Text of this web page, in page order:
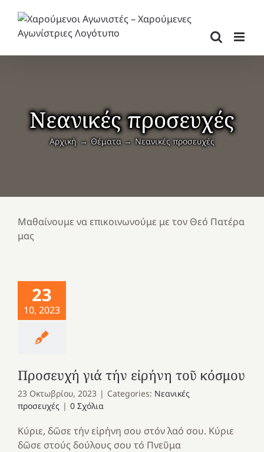
περιεχόμενο
Νεανικές προσευχές
Αρχική Θέματα Νεανικές προσευχές
Μαθαίνουμε να επικοινωνούμε με τον Θεό Πατέρα
μας
23
10, 2023
Προσευχή γιά τήν εἰρήνη τοῦ κόσμου
23 Οκτωβρίου, 2023 | Categories: Νεανικές
προσευχές | 0 Σχόλια
Κύριε, δῶσε τήν εἰρήνη σου στόν λαό σου. Κύριε
δῶσε στούς δούλους σου τό Πνεῦμα